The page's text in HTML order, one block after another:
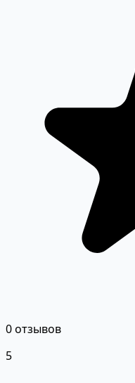
0 отзывов
5